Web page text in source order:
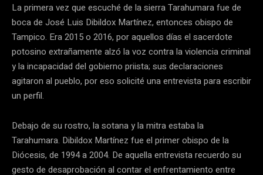
La primera vez que escuché de la sierra Tarahumara fue de
boca de José Luis Dibildox Martínez, entonces obispo de
Tampico. Era 2015 o 2016, por aquellos días el sacerdote
potosino extrañamente alzó la voz contra la violencia criminal
y la incapacidad del gobierno priista; sus declaraciones
agitaron al pueblo, por eso solicité una entrevista para escribir
un perfil.
Debajo de su rostro, la sotana y la mitra estaba la
Tarahumara. Dibildox Martínez fue el primer obispo de la
Diócesis, de 1994 a 2004. De aquella entrevista recuerdo su
gesto de desaprobación al contar el enfrentamiento entre